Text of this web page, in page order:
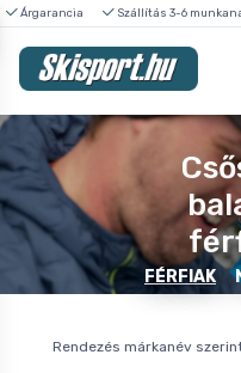
Árgarancia Szállítás 3-6
FÉRFIAK